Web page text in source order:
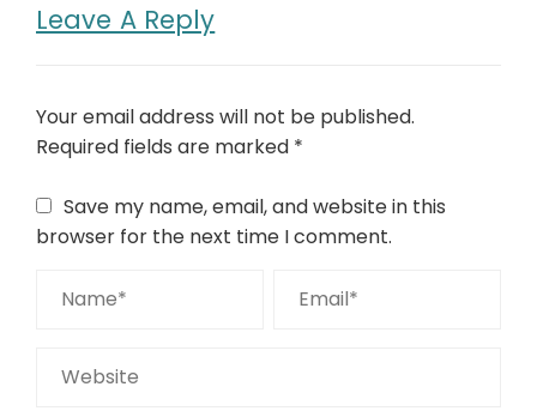
Leave A Reply
Your email address will not be published.
Required fields are marked *
Save my name, email, and website in this
browser for the next time I comment.